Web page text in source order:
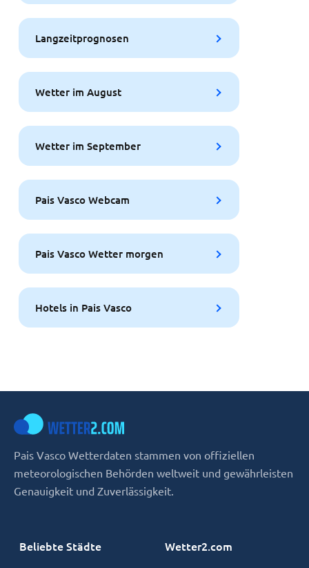
Langzeitprognosen
Wetter im August
Wetter im September
Pais Vasco Webcam
Pais Vasco Wetter morgen
Hotels in Pais Vasco
Pais Vasco Wetterdaten stammen von offiziellen
meteorologischen Behörden weltweit und gewährleisten
Genauigkeit und Zuverlässigkeit.
Beliebte Städte Wetter2.com